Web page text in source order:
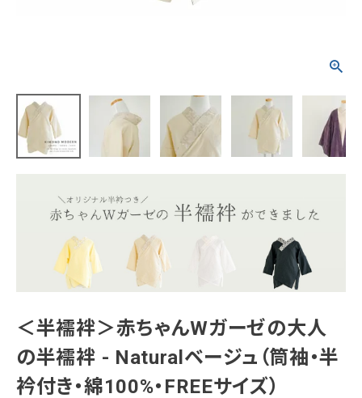
正絹 木綿・麻 ポリエステル その他
価格から探す
20,000-30,000円 30,000円以上
色から探す
tune 絞り込んで検索
羽織
新作・キャンペーン
帯結び動画
キモノ読ミモノ
＜半襦袢＞赤ちゃんWガーゼの大人
の半襦袢 - Naturalベージュ（筒袖・半
衿付き・綿100%・FREEサイズ）